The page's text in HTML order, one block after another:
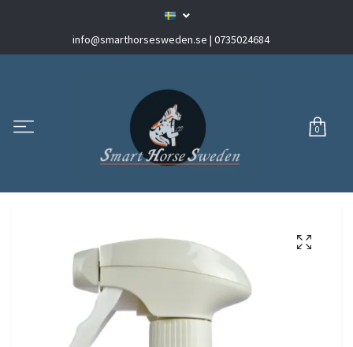
info@smarthorsesweden.se | 0735024684
0